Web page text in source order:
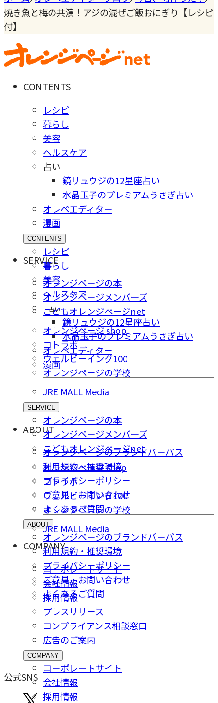
焼き魚と梅の共演！アジの混ぜご飯おにぎり【レシピ
付】
CONTENTS
レシピ
暮らし
美容
ヘルスケア
占い
鏡リュウジの12星座占い
水晶玉子のプレミアムうさぎ占い
オレペエディター
漫画
CONTENTS
レシピ
暮らし
美容
ヘルスケア
占い
鏡リュウジの12星座占い
水晶玉子のプレミアムうさぎ占い
オレペエディター
漫画
SERVICE
オレンジページの本
オレンジページメンバーズ
こどもオレンジページnet
オレンジページ shop
コトラボ
ウェルビーイング100
オレンジページの学校
JRE MALL Media
SERVICE
オレンジページの本
オレンジページメンバーズ
こどもオレンジページnet
オレンジページ shop
コトラボ
ウェルビーイング100
オレンジページの学校
JRE MALL Media
ABOUT
オレンジページのブランドパーパス
利用規約・推奨環境
プライバシーポリシー
ご意⾒・お問い合わせ
よくあるご質問
ABOUT
オレンジページのブランドパーパス
利用規約・推奨環境
プライバシーポリシー
ご意⾒・お問い合わせ
よくあるご質問
COMPANY
コーポレートサイト
会社情報
採⽤情報
プレスリリース
コンプライアンス相談窓⼝
広告のご案内
COMPANY
コーポレートサイト
会社情報
採⽤情報
公式SNS